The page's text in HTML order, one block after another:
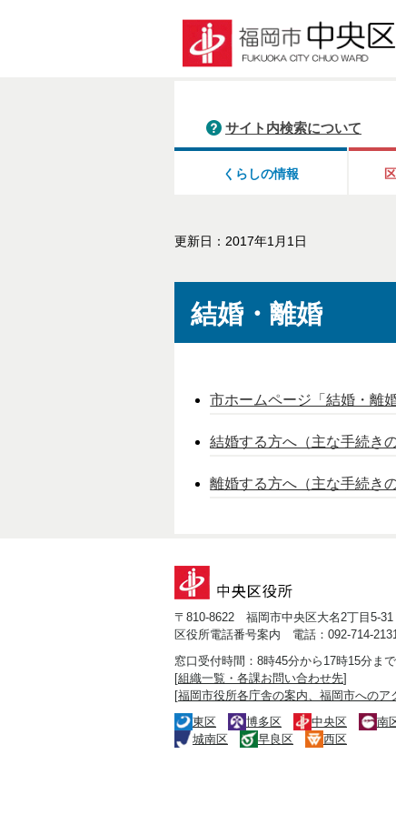
サイト内検索について
くらしの情報
更新日：2017年1月1日
結婚・離婚
市ホームページ「結婚・離
結婚する方へ（主な手続き
離婚する方へ（主な手続き
〒810-8622 福岡市中央区大名2丁目5-31
区役所電話番号案内 電話：092-714-
窓口受付時間：8時45分から17時15分ま
[組織一覧・各課お問い合わせ先]
[福岡市役所各庁舎の案内、福岡市へのア
東区
博多区 中央区
南
城南区
早良区 西区